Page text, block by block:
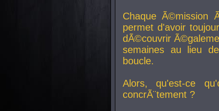
Chaque Ã©mission
permet d'avoir
dÃ©couvrir
semaines au lieu
boucle.
Alors, qu'est-ce
concrÃ¨tement ?